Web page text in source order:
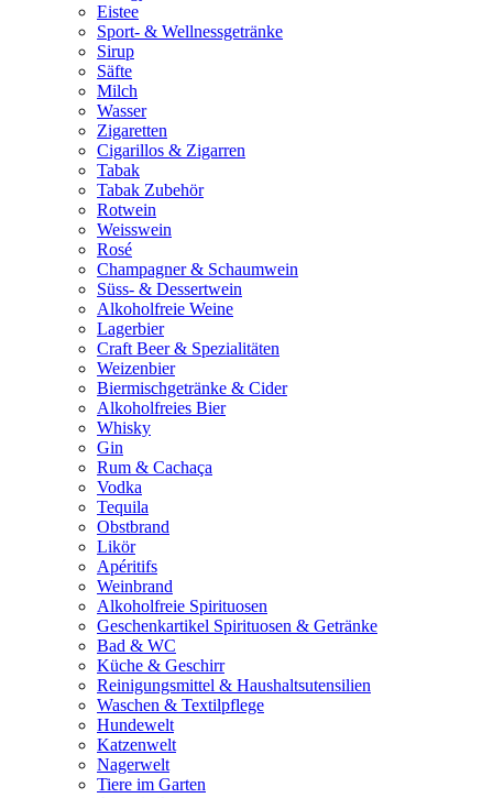
Eistee
Sport- & Wellnessgetränke
Sirup
Säfte
Milch
Wasser
Zigaretten
Cigarillos & Zigarren
Tabak
Tabak Zubehör
Rotwein
Weisswein
Rosé
Champagner & Schaumwein
Süss- & Dessertwein
Alkoholfreie Weine
Lagerbier
Craft Beer & Spezialitäten
Weizenbier
Biermischgetränke & Cider
Alkoholfreies Bier
Whisky
Gin
Rum & Cachaça
Vodka
Tequila
Obstbrand
Likör
Apéritifs
Weinbrand
Alkoholfreie Spirituosen
Geschenkartikel Spirituosen & Getränke
Bad & WC
Küche & Geschirr
Reinigungsmittel & Haushaltsutensilien
Waschen & Textilpflege
Hundewelt
Katzenwelt
Nagerwelt
Tiere im Garten